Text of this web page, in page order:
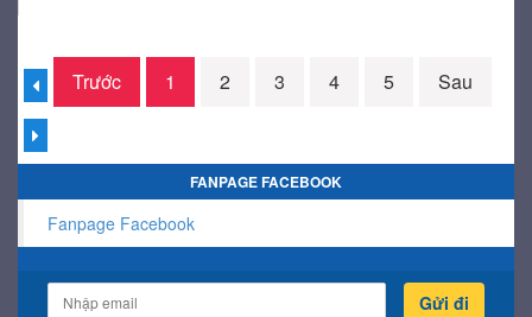
Trước 1 2 3 4 5 Sau
FANPAGE FACEBOOK
Fanpage Facebook
Gửi đi